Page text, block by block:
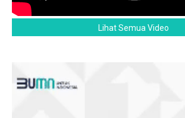
Lihat Semua Video